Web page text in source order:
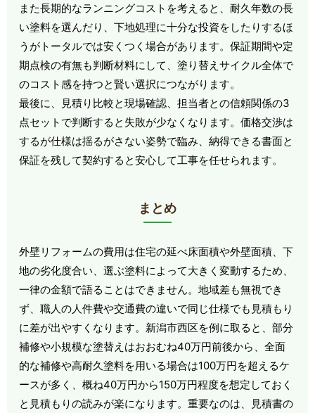
また長期的なランニングコストを考えると、耐久年数の長
い塗料を選んだり、下地処理に十分な投資をしたりするほ
うがトータルでは安くつく場合があります。保証期間や定
期点検の有無も判断材料にして、塗り替えサイクル全体で
のコスト感を持つと賢い選択につながります。
最後に、見積り比較と現場確認、担当者との信頼関係の3
点セットで判断すると失敗が少なくなります。価格交渉は
するが仕様は揺るがさない姿勢で臨み、納得できる書面と
保証を残して契約すると安心して工事を任せられます。
まとめ
外壁リフォームの費用は住宅の延べ床面積や外壁面積、下
地の劣化度合い、選ぶ塗料によって大きく変動するため、
一律の金額で語ることはできません。地域差も無視でき
ず、職人の人件費や交通費の違いで同じ仕様でも見積もり
に差が出やすくなります。新潟市西区を例に取ると、部分
補修や小規模な塗替えはおおむね40万円前後から、全面
的な補修や高耐久塗料を用いる場合は100万円を超えるケ
ースが多く、概ね40万円から150万円程度を想定しておく
と見積もりの読みが楽になります。重要なのは、見積書の